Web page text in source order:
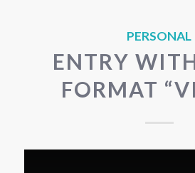
PERSONAL
ENTRY
FORMAT